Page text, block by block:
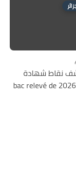
نقاط شهادة
البكالوريا 2026 bac relevé de